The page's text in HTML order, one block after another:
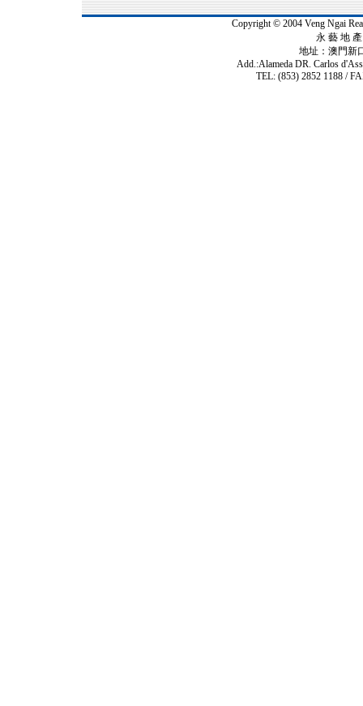
Copyright © 2004 Veng Ngai
永 藝 地
地址：澳門新
Add.:Alameda DR. Carlos
TEL: (853) 2852 1188 /